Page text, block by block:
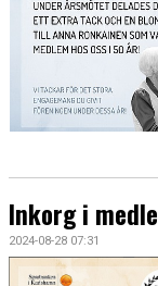
Inkorg i
2024-08-28 07:31